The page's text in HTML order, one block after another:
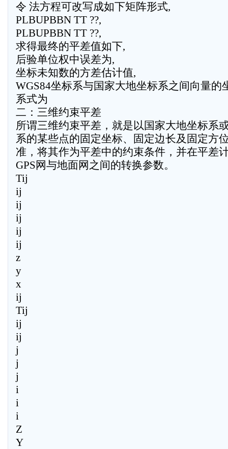
令 法方程可改写成如下矩阵形式,
PLBUPBBN TT ??,
PLBUPBBN TT ??,
求得最终的平差值如下,
后验单位权中误差为,
坐标未知数的方差估计值,
WGS84坐标系与国家大地坐标系之间向量的
系式为
二：三维约束平差
所谓三维约束平差，就是以国家大地坐标系
系的某些点的固定坐标、固定边长及固定方
准，将其作为平差中的约束条件，并在平差
GPS网与地面网之间的转换参数。
Tij
ij
ij
ij
ij
ij
z
y
x
ij
Tij
ij
ij
j
j
j
i
i
i
Z
Y